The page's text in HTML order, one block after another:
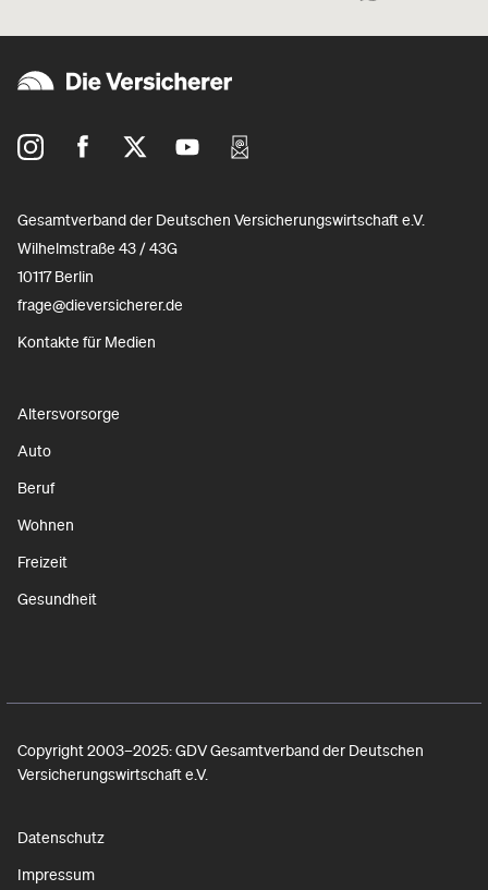
Gesamtverband der Deutschen Versicherungswirtschaft e.V.
Wilhelmstraße 43 / 43G
10117 Berlin
frage@dieversicherer.de
Kontakte für Medien
Altersvorsorge
Auto
Beruf
Wohnen
Freizeit
Gesundheit
Copyright 2003–2025: GDV Gesamtverband der Deutschen
Versicherungswirtschaft e.V.
Datenschutz
Impressum